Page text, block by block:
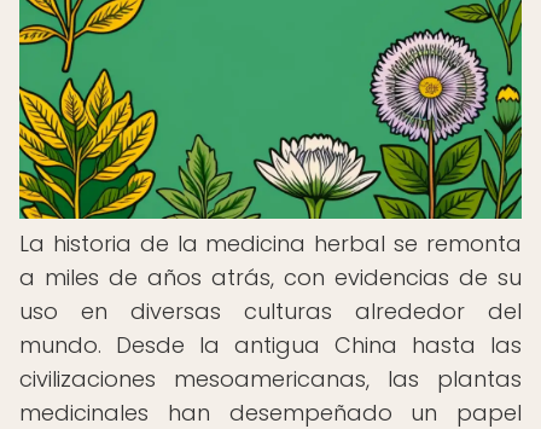
La historia de la medicina herbal se remonta
a miles de años atrás, con evidencias de su
uso en diversas culturas alrededor del
mundo. Desde la antigua China hasta las
civilizaciones mesoamericanas, las plantas
medicinales han desempeñado un papel